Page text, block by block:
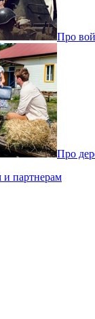
Про
Про
и партнерам